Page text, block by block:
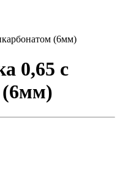
(6мм)
0,65 с
(6мм)